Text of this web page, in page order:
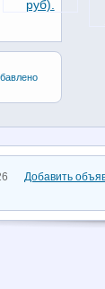
Добавить